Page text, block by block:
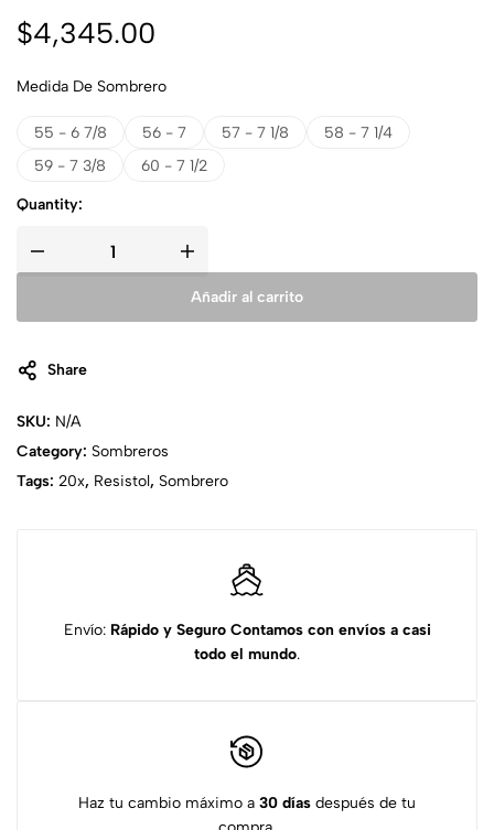
$4,345.00
Medida De Sombrero
55 - 6 7/8 56 - 7 57 - 7 1/8
58 - 7 1/4
59 - 7 3/8
60 - 7 1/2
Quantity:
Añadir al carrito
Share
SKU: N/A
Category: Sombreros
Tags: 20x, Resistol, Sombrero
Envío: Rápido y Seguro Contamos con envíos a casi
todo el mundo.
Haz tu cambio máximo a 30 días después de tu